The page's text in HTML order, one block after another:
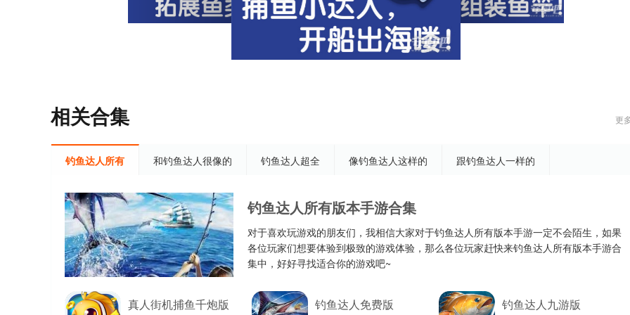
相关合集 更
钓鱼达人所有 和钓鱼达人很像的 钓鱼达人超全 像钓鱼达人这样的 跟钓鱼达人一样的
钓鱼达人所有版本手游合集
对于喜欢玩游戏的朋友们，我相信大家对于钓鱼达人所有版本手游一定不会陌生，如果
各位玩家们想要体验到极致的游戏体验，那么各位玩家赶快来钓鱼达人所有版本手游合
集中，好好寻找适合你的游戏吧~
真人街机捕鱼千炮版 钓鱼达人免费版 钓鱼达人九游版